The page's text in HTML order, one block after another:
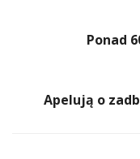
Ponad
Apelują o